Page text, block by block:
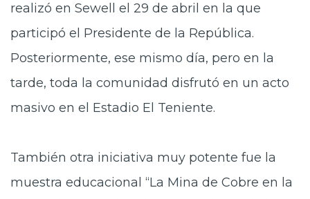
realizó en Sewell el 29 de abril en la que
participó el Presidente de la República.
Posteriormente, ese mismo día, pero en la
tarde, toda la comunidad disfrutó en un acto
masivo en el Estadio El Teniente.
También otra iniciativa muy potente fue la
muestra educacional “La Mina de Cobre en la